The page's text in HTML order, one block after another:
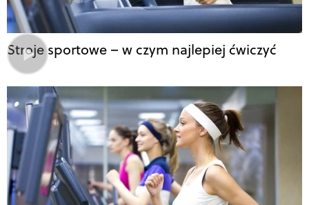
Stroje sportowe – w czym najlepiej ćwiczyć